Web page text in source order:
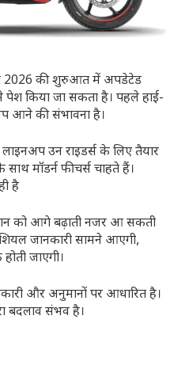
2026 की शुरुआत में अपडेटेड
किया जा सकता है। पहले हाई-
आने की संभावना है।
उन राइडर्स के लिए तैयार
मॉडर्न फीचर्स चाहते हैं।
है
को आगे बढ़ाती नजर आ सकती
जानकारी सामने आएगी,
जाएगी।
और अनुमानों पर आधारित है।
बदलाव संभव है।